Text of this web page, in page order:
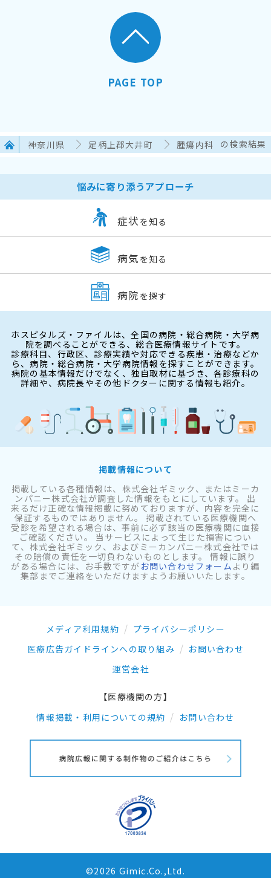
PAGE TOP
神奈川県 足柄上郡大井町 腫瘍内科 の検索結果
悩みに寄り添うアプローチ
症状 を知る
病気 を知る
病院 を探す
ホスピタルズ・ファイルは、全国の病院・総合病院・大学病
院を調べることができる、総合医療情報サイトです。
診療科目、行政区、診療実績や対応できる疾患・治療などか
ら、病院・総合病院・大学病院情報を探すことができます。
病院の基本情報だけでなく、独自取材に基づき、各診療科の
詳細や、病院長やその他ドクターに関する情報も紹介。
掲載情報について
掲載している各種情報は、株式会社ギミック、またはミーカ
ンパニー株式会社が調査した情報をもとにしています。 出
来るだけ正確な情報掲載に努めておりますが、内容を完全に
保証するものではありません。 掲載されている医療機関へ
受診を希望される場合は、事前に必ず該当の医療機関に直接
ご確認ください。 当サービスによって生じた損害につい
て、株式会社ギミック、およびミーカンパニー株式会社では
その賠償の責任を一切負わないものとします。 情報に誤り
がある場合には、お手数ですが お問い合わせフォーム より編
集部までご連絡をいただけますようお願いいたします。
メディア利用規約
プライバシーポリシー
医療広告ガイドラインへの取り組み
お問い合わせ
運営会社
【医療機関の方】
情報掲載・利用についての規約
お問い合わせ
©2026 Gimic.Co.,Ltd.